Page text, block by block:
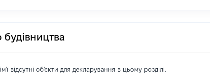
відсутні об'єкти для декларування в цьому розділі.